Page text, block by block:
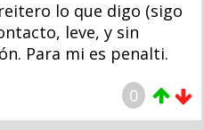
lo que digo (sigo
leve, y sin
Para mi es penalti.
0